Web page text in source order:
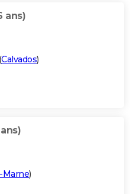
ans)
Calvados)
Marne)